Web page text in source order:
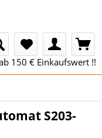
150 € Einkaufswert !!
S203-